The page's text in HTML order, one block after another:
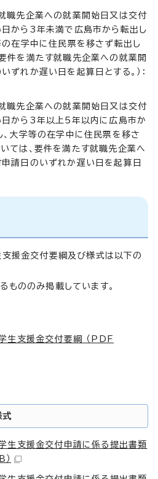
職先企業への就業開始日又は交付
から3年未満で広島市から転出し
の在学中に住民票を移さず転出し
件を満たす就職先企業への就業開
ずれか遅い日を起算日とする。）：
職先企業への就業開始日又は交付
から3年以上5年以内に広島市か
、大学等の在学中に住民票を移さ
ては、要件を満たす就職先企業へ
請日のいずれか遅い日を起算日
援金交付要綱及び様式は以下の
もののみ掲載しています。
生支援金交付要綱 （PDF
式
生支援金交付申請に係る提出書類